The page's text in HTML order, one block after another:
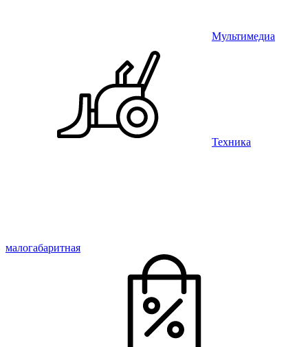
Мультимедиа
Техника
малогабаритная